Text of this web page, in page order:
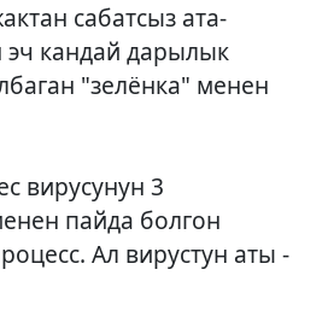
сабатсыз ата-
эч кандай дарылык
"зелёнка" менен
вирусунун 3
пайда болгон
Ал вирустун аты -